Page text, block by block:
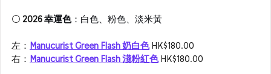
⚪ 2026 幸運色 ：白色、粉色、淡米黃
左： Manucurist Green Flash 奶白色 HK$180.00
右： Manucurist Green Flash 淺粉紅色 HK$180.00